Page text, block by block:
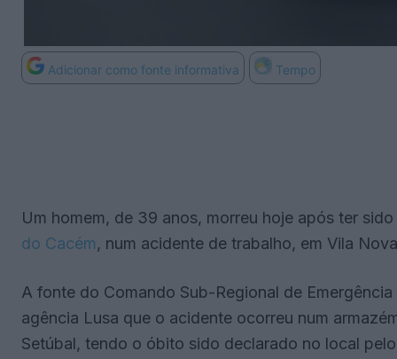
Adicionar como fonte informativa Tempo
Um homem, de 39 anos, morreu hoje após ter
do Cacém, num acidente de trabalho, em Vila
A fonte do Comando Sub-Regional de
agência Lusa que o acidente ocorreu num
Setúbal, tendo o óbito sido declarado no local